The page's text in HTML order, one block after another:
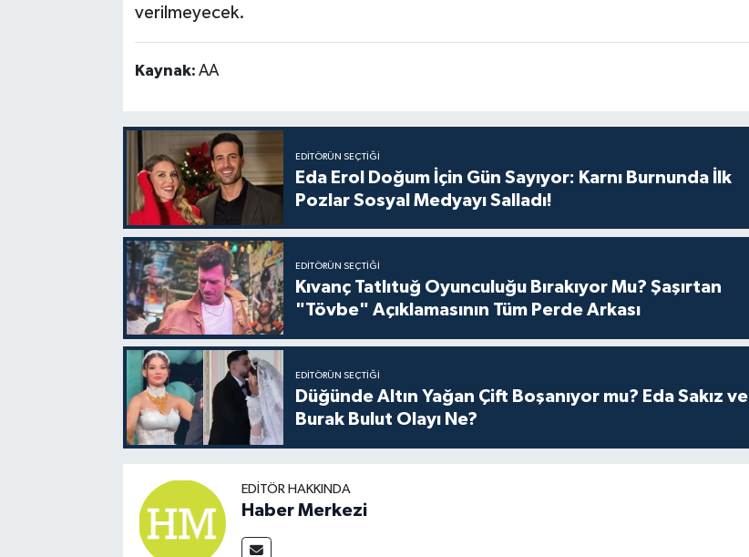
verilmeyecek.
Kaynak: AA
EDITÖRÜN SEÇTIĞI
Eda Erol Doğum İçin Gün Sayıyor: Karnı Burnunda İlk
Pozlar Sosyal Medyayı Salladı!
EDITÖRÜN SEÇTIĞI
Kıvanç Tatlıtuğ Oyunculuğu Bırakıyor Mu? Şaşırtan
"Tövbe" Açıklamasının Tüm Perde Arkası
EDITÖRÜN SEÇTIĞI
Düğünde Altın Yağan Çift Boşanıyor mu? Eda Sakız ve
Burak Bulut Olayı Ne?
EDITÖR HAKKINDA
Haber Merkezi